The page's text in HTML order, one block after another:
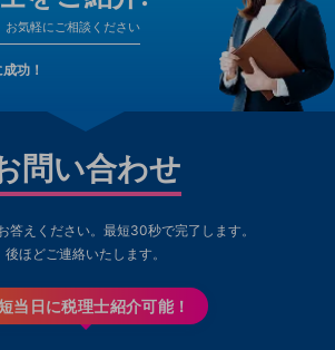
お気軽にご相談ください
功！
問い合わせ
答えください。最短30秒で完了します。
後ほどご連絡いたします。
当日に税理士紹介可能！